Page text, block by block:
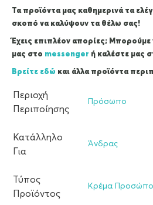
Τα προϊόντα μας καθημερινά τα
σκοπό να καλύψουν τα θέλω σας!
Έχεις επιπλέον απορίες;
μας στο messenger ή καλέστε μας
Βρείτε εδώ και άλλα προϊόντα
Περιοχή
Περιποίησης
Πρόσωπο
Κατάλληλο
Για
Άνδρας
Τύπος
Προϊόντος
Κρέμα